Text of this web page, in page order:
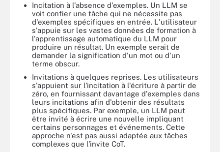
Incitation à l'absence d'exemples. Un LLM se
voit confier une tâche qui ne nécessite pas
d'exemples spécifiques en entrée. L'utilisateur
s'appuie sur les vastes données de formation à
l'apprentissage automatique du LLM pour
produire un résultat. Un exemple serait de
demander la signification d'un mot ou d'un
terme obscur.
Invitations à quelques reprises. Les utilisateurs
s'appuient sur l'incitation à l'écriture à partir de
zéro, en fournissant davantage d'exemples dans
leurs incitations afin d'obtenir des résultats
plus spécifiques. Par exemple, un LLM peut
être invité à écrire une nouvelle impliquant
certains personnages et événements. Cette
approche n'est pas aussi adaptée aux tâches
complexes que l'invite CoT.